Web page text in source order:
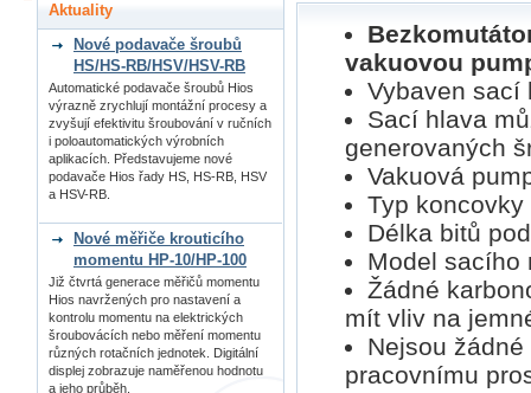
vakuovou
Vybaven sací
Sací hlava
generovaných
Vakuová
Typ
Délka bitů
Model sacího
Žádné
mít vliv na
Nejsou
pracovnímu
Aktuality
Nové podavače šroubů
HS/HS-RB/HSV/HSV-RB
Automatické podavače šroubů Hios
výrazně zrychlují montážní procesy a
zvyšují efektivitu šroubování v ručních
i poloautomatických výrobních
aplikacích. Představujeme nové
podavače Hios řady HS, HS-RB, HSV
a HSV-RB.
Nové měřiče krouticího
momentu HP-10/HP-100
Již čtvrtá generace měřičů momentu
Hios navržených pro nastavení a
kontrolu momentu na elektrických
šroubovácích nebo měření momentu
různých rotačních jednotek. Digitální
displej zobrazuje naměřenou hodnotu
a jeho průběh.